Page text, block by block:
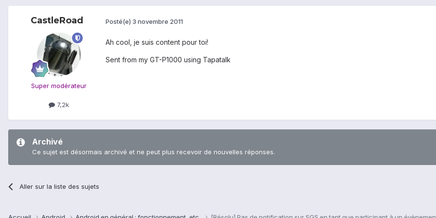
CastleRoad
Super modérateur
7,2k
Posté(e) 3 novembre 2011
Ah cool, je suis content pour toi!
Sent from my GT-P1000 using Tapatalk
Archivé
Ce sujet est désormais archivé et ne peut plus recevoir de nouvelles réponses.
Aller sur la liste des sujets